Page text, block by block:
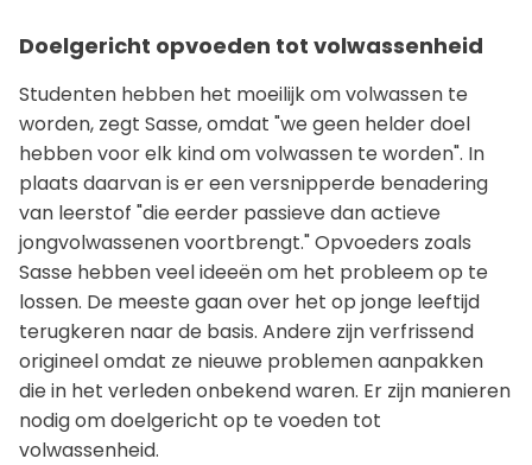
Doelgericht opvoeden tot volwassenheid
Studenten hebben het moeilijk om volwassen te
worden, zegt Sasse, omdat "we geen helder doel
hebben voor elk kind om volwassen te worden". In
plaats daarvan is er een versnipperde benadering
van leerstof "die eerder passieve dan actieve
jongvolwassenen voortbrengt." Opvoeders zoals
Sasse hebben veel ideeën om het probleem op te
lossen. De meeste gaan over het op jonge leeftijd
terugkeren naar de basis. Andere zijn verfrissend
origineel omdat ze nieuwe problemen aanpakken
die in het verleden onbekend waren. Er zijn manieren
nodig om doelgericht op te voeden tot
volwassenheid.